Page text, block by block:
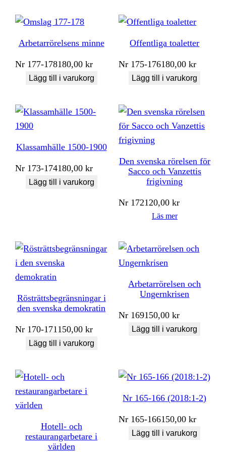
Arbetarrörelsens minne
Nr 177-178180,00kr
Lägg till i varukorg
Offentliga toaletter
Nr 175-176180,00kr
Lägg till i varukorg
Klassamhälle 1500-1900
Nr 173-174180,00kr
Lägg till i varukorg
Den svenska rörelsen för
Sacco och Vanzettis
frigivning
Nr 172120,00kr
Läs mer
Rösträttsbegränsningar i
den svenska demokratin
Nr 170-171150,00kr
Lägg till i varukorg
Arbetarrörelsen och
Ungernkrisen
Nr 169150,00kr
Lägg till i varukorg
Hotell- och
restaurangarbetare i
världen
Nr 165-166 (2018:1-2)
Nr 165-166150,00kr
Lägg till i varukorg